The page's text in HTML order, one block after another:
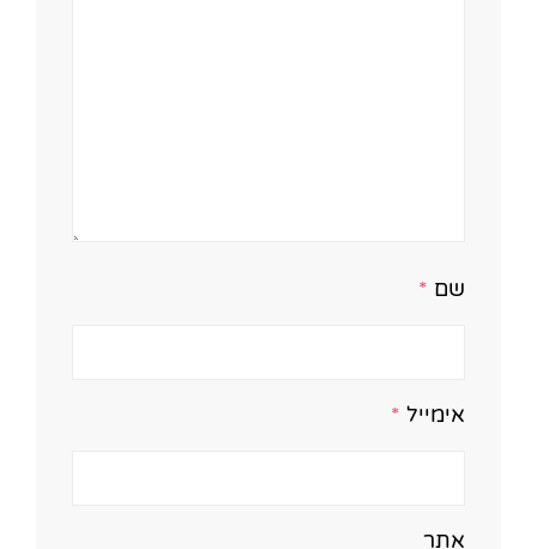
שם *
אימייל *
אתר